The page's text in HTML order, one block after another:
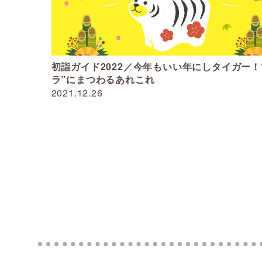
2021.12.26
初詣ガイド2022／今年もいい年にしタイガー
ラ”にまつわるあれこれ